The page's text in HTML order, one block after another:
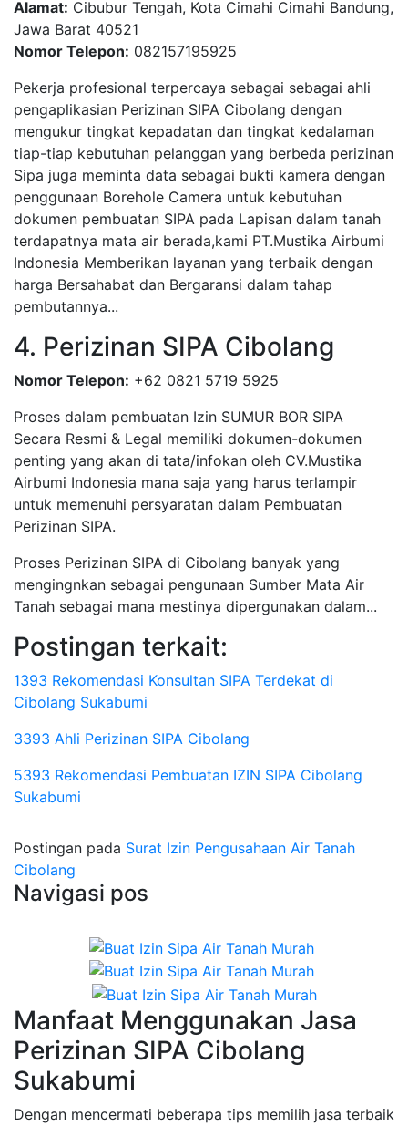
Alamat: Cibubur Tengah, Kota Cimahi Cimahi Bandung,
Jawa Barat 40521
Nomor Telepon: 082157195925
Pekerja profesional terpercaya sebagai sebagai ahli
pengaplikasian Perizinan SIPA Cibolang dengan
mengukur tingkat kepadatan dan tingkat kedalaman
tiap-tiap kebutuhan pelanggan yang berbeda perizinan
Sipa juga meminta data sebagai bukti kamera dengan
penggunaan Borehole Camera untuk kebutuhan
dokumen pembuatan SIPA pada Lapisan dalam tanah
terdapatnya mata air berada,kami PT.Mustika Airbumi
Indonesia Memberikan layanan yang terbaik dengan
harga Bersahabat dan Bergaransi dalam tahap
pembutannya...
4. Perizinan SIPA Cibolang
Nomor Telepon: +62 0821 5719 5925
Proses dalam pembuatan Izin SUMUR BOR SIPA
Secara Resmi & Legal memiliki dokumen-dokumen
penting yang akan di tata/infokan oleh CV.Mustika
Airbumi Indonesia mana saja yang harus terlampir
untuk memenuhi persyaratan dalam Pembuatan
Perizinan SIPA.
Proses Perizinan SIPA di Cibolang banyak yang
mengingnkan sebagai pengunaan Sumber Mata Air
Tanah sebagai mana mestinya dipergunakan dalam...
Postingan terkait:
1393 Rekomendasi Konsultan SIPA Terdekat di
Cibolang Sukabumi
3393 Ahli Perizinan SIPA Cibolang
5393 Rekomendasi Pembuatan IZIN SIPA Cibolang
Sukabumi
Postingan pada Surat Izin Pengusahaan Air Tanah
Cibolang
Navigasi pos
Manfaat Menggunakan Jasa
Perizinan SIPA Cibolang
Sukabumi
Dengan mencermati beberapa tips memilih jasa terbaik